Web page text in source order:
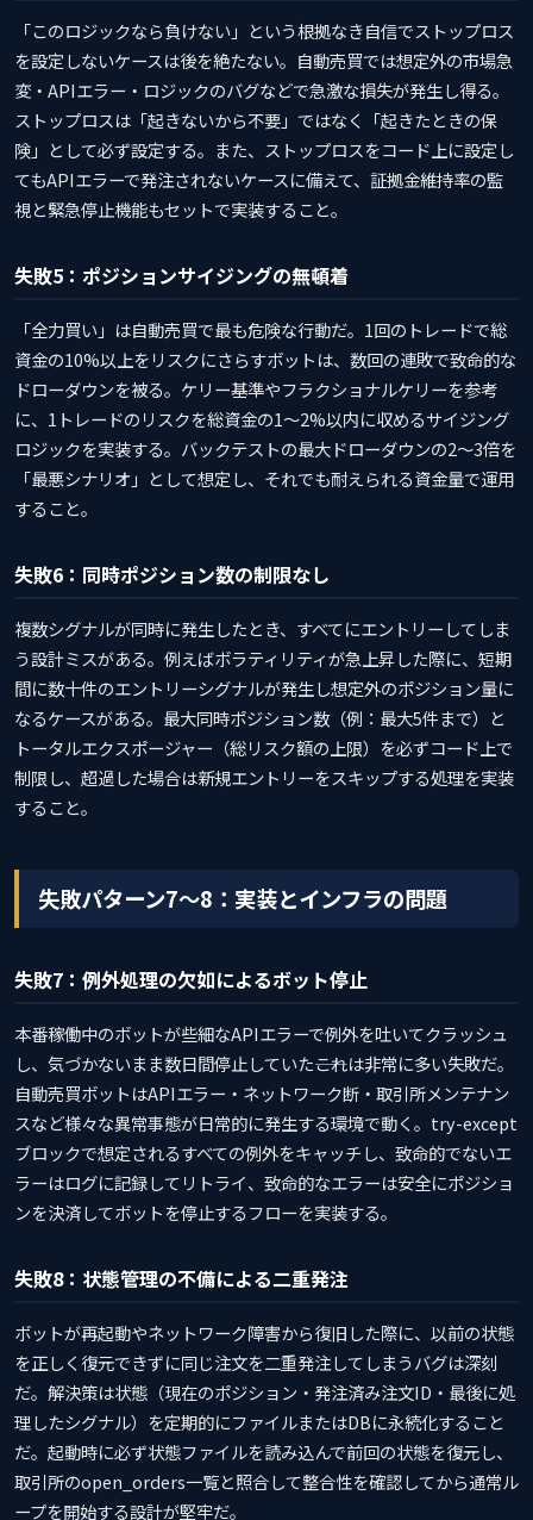
「このロジックなら負けない」という根拠なき自信でストップロス
を設定しないケースは後を絶たない。自動売買では想定外の市場急
変・APIエラー・ロジックのバグなどで急激な損失が発生し得る。
ストップロスは「起きないから不要」ではなく「起きたときの保
険」として必ず設定する。また、ストップロスをコード上に設定し
てもAPIエラーで発注されないケースに備えて、証拠金維持率の監
視と緊急停止機能もセットで実装すること。
失敗5：ポジションサイジングの無頓着
「全力買い」は自動売買で最も危険な行動だ。1回のトレードで総
資金の10%以上をリスクにさらすボットは、数回の連敗で致命的な
ドローダウンを被る。ケリー基準やフラクショナルケリーを参考
に、1トレードのリスクを総資金の1〜2%以内に収めるサイジング
ロジックを実装する。バックテストの最大ドローダウンの2〜3倍を
「最悪シナリオ」として想定し、それでも耐えられる資金量で運用
すること。
失敗6：同時ポジション数の制限なし
複数シグナルが同時に発生したとき、すべてにエントリーしてしま
う設計ミスがある。例えばボラティリティが急上昇した際に、短期
間に数十件のエントリーシグナルが発生し想定外のポジション量に
なるケースがある。最大同時ポジション数（例：最大5件まで）と
トータルエクスポージャー（総リスク額の上限）を必ずコード上で
制限し、超過した場合は新規エントリーをスキップする処理を実装
すること。
失敗パターン7〜8：実装とインフラの問題
失敗7：例外処理の欠如によるボット停止
本番稼働中のボットが些細なAPIエラーで例外を吐いてクラッシュ
し、気づかないまま数日間停止していた――これは非常に多い失敗だ。
自動売買ボットはAPIエラー・ネットワーク断・取引所メンテナン
スなど様々な異常事態が日常的に発生する環境で動く。try-except
ブロックで想定されるすべての例外をキャッチし、致命的でないエ
ラーはログに記録してリトライ、致命的なエラーは安全にポジショ
ンを決済してボットを停止するフローを実装する。
失敗8：状態管理の不備による二重発注
ボットが再起動やネットワーク障害から復旧した際に、以前の状態
を正しく復元できずに同じ注文を二重発注してしまうバグは深刻
だ。解決策は状態（現在のポジション・発注済み注文ID・最後に処
理したシグナル）を定期的にファイルまたはDBに永続化すること
だ。起動時に必ず状態ファイルを読み込んで前回の状態を復元し、
取引所のopen_orders一覧と照合して整合性を確認してから通常ル
ープを開始する設計が堅牢だ。